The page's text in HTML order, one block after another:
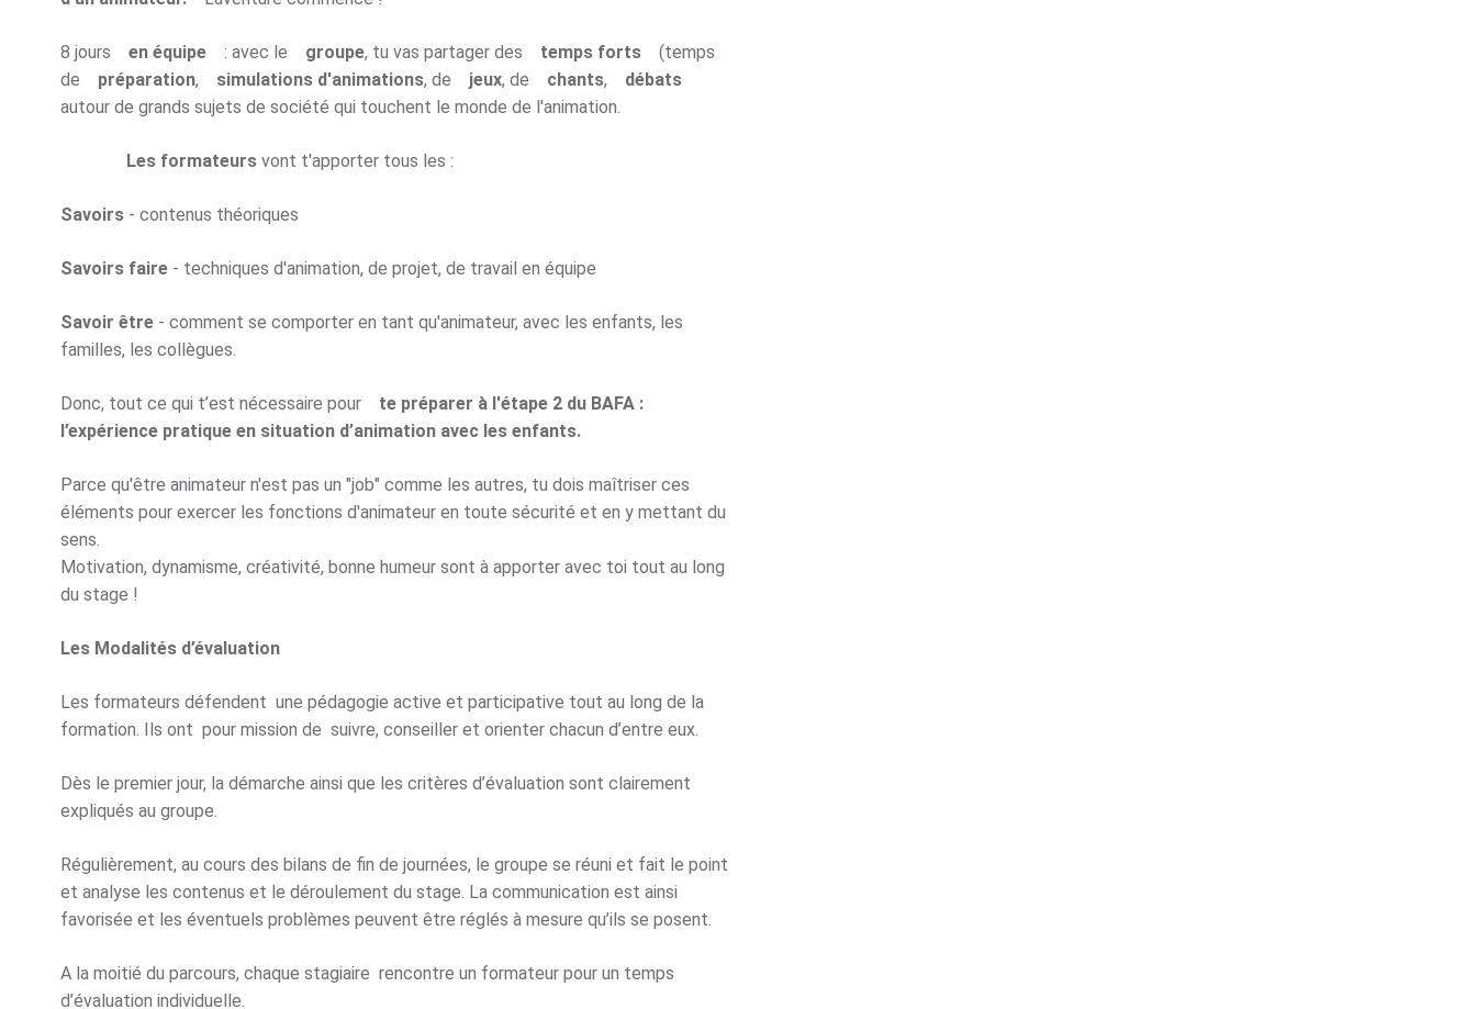
8 jours en équipe: avec le groupe, tu vas partager des temps forts(temps
de préparation, simulations d'animations, de jeux, de chants, débats
autour de grands sujets de société qui touchent le monde de l'animation.
Les formateursvont t'apporter tous les :
Savoirs - contenus théoriques
Savoirs faire- techniques d'animation, de projet, de travail en équipe
Savoir être- comment se comporter en tant qu'animateur, avec les enfants, les
familles, les collègues.
Donc, tout ce qui t’est nécessaire pour te préparer à l'étape 2 du BAFA :
l’expérience pratique en situation d’animation avec les enfants.
Parce qu'être animateur n'est pas un "job" comme les autres, tu dois maîtriser ces
éléments pour exercer les fonctions d'animateur en toute sécurité et en y mettant du
sens.
Motivation, dynamisme, créativité, bonne humeur sont à apporter avec toi tout au long
du stage !
Les Modalités d’évaluation
Les formateurs défendent une pédagogie active et participative tout au long de la
formation. Ils ont pour mission de suivre, conseiller et orienter chacun d’entre eux.
Dès le premier jour, la démarche ainsi que les critères d’évaluation sont clairement
expliqués au groupe.
Régulièrement, au cours des bilans de fin de journées, le groupe se réuni et fait le point
et analyse les contenus et le déroulement du stage. La communication est ainsi
favorisée et les éventuels problèmes peuvent être réglés à mesure qu’ils se posent.
A la moitié du parcours, chaque stagiaire rencontre un formateur pour un temps
d’évaluation individuelle.